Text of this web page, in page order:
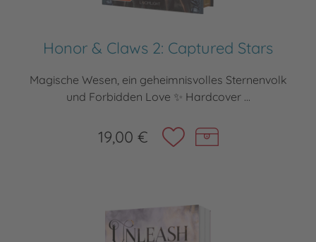
Honor & Claws 2: Captured Stars
Magische Wesen, ein geheimnisvolles Sternenvolk
und Forbidden Love ✨ Hardcover ...
19,00 €